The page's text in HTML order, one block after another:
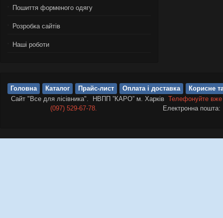
Пошиття форменого одягу
Розробка сайтів
Нашi роботи
Головна Каталог Прайс-лист Оплата і доставка
Корисне
Сайт "Все для лісівника". НВПП ”КАРО” м. Харків Телефонуйте
(097) 529-67-78.
Електронна